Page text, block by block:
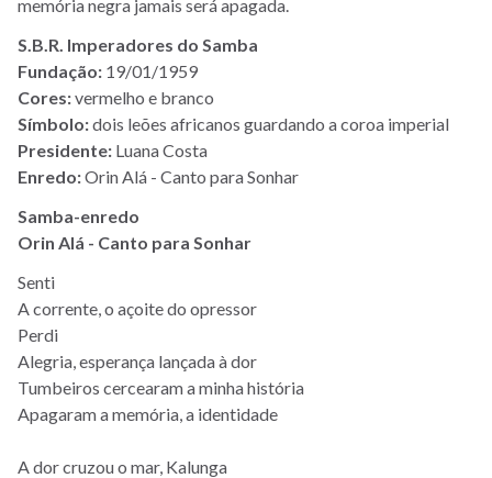
memória negra jamais será apagada.
S.B.R. Imperadores do Samba
Fundação: 19/01/1959
Cores:vermelho e branco
Símbolo:dois leões africanos guardando a coroa imperial
Presidente: Luana Costa
Enredo:Orin Alá - Canto para Sonhar
Samba-enredo
Orin Alá - Canto para Sonhar
Senti
A corrente, o açoite do opressor
Perdi
Alegria, esperança lançada à dor
Tumbeiros cercearam a minha história
Apagaram a memória, a identidade
A dor cruzou o mar, Kalunga